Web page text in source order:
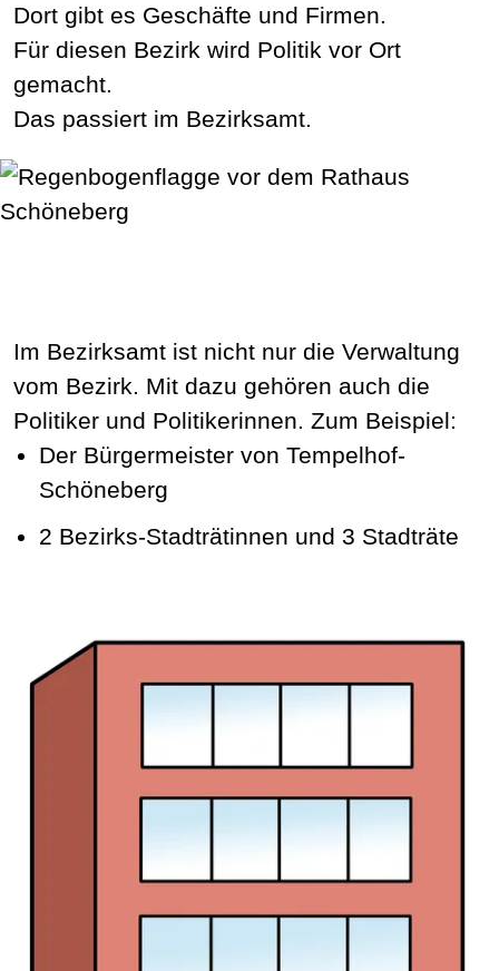
Dort gibt es Geschäfte und Firmen.
Für diesen Bezirk wird Politik vor Ort
gemacht.
Das passiert im Bezirksamt.
Im Bezirksamt ist nicht nur die Verwaltung
vom Bezirk. Mit dazu gehören auch die
Politiker und Politikerinnen. Zum Beispiel:
Der Bürgermeister von Tempelhof-
Schöneberg
2 Bezirks-Stadträtinnen und 3 Stadträte